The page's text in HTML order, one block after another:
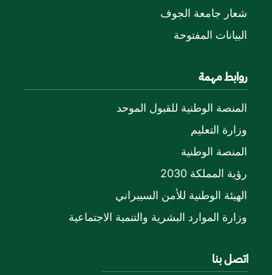
شعار جامعة الجوف
البيانات المفتوحة
روابط مهمة
المنصة الوطنية للقبول الموحد
وزارة التعليم
المنصة الوطنية
رؤية المملكة 2030
الهيئة الوطنية للأمن السيبراني
وزارة الموارد البشرية والتنمية الاجتماعية
اتصل بنا